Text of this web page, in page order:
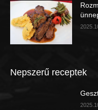
Nepszerű receptek